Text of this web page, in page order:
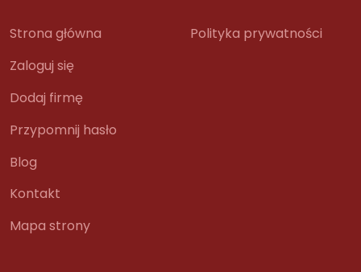
Strona główna
Zaloguj się
Dodaj firmę
Przypomnij hasło
Blog
Kontakt
Mapa strony
Polityka prywatności